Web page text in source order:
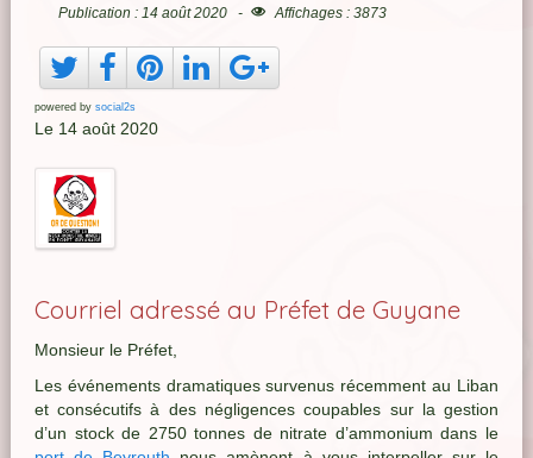
Publication : 14 août 2020
Affichages : 3873
powered by social2s
Le 14 août 2020
Courriel adressé au Préfet de Guyane
Monsieur le Préfet,
Les événements dramatiques survenus récemment au Liban
et consécutifs à des négligences coupables sur la gestion
d’un stock de 2750 tonnes de nitrate d’ammonium dans le